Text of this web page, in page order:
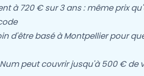
à 720 € sur 3 ans : même prix
d'être basé à Montpellier pour
peut couvrir jusqu'à 500 € de